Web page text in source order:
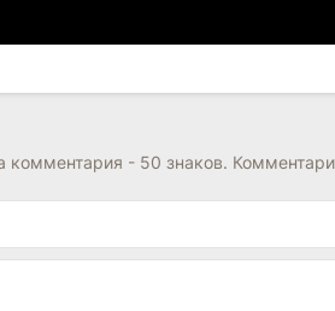
комментария - 50 знаков.